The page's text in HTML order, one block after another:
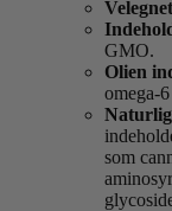
GMO.
Olien
omega-
som